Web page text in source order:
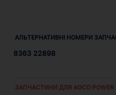
АЛЬТЕРНАТИВНІ НОМЕРИ
8363 22898
ЗАПЧАСТИНИ ДЛЯ AGCO